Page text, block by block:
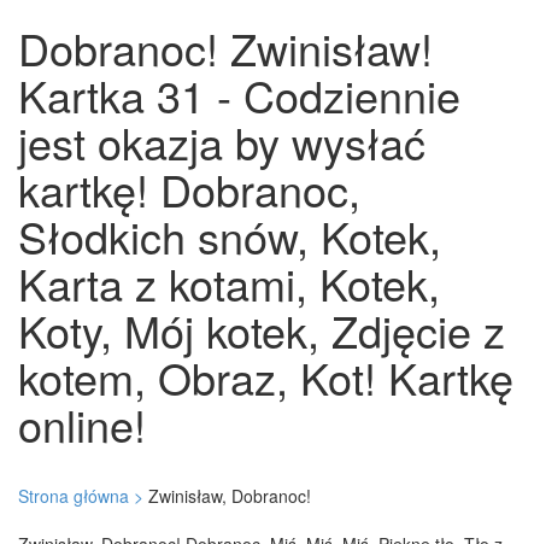
Dobranoc! Zwinisław!
Kartka 31 - Codziennie
jest okazja by wysłać
kartkę! Dobranoc,
Słodkich snów, Kotek,
Karta z kotami, Kotek,
Koty, Mój kotek, Zdjęcie z
kotem, Obraz, Kot! Kartkę
online!
Strona główna > Zwinisław, Dobranoc!